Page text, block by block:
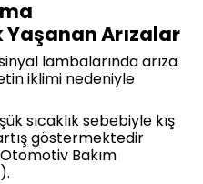
Yaşanan Arızalar
lambalarında arıza
iklimi nedeniyle
sıcaklık sebebiyle kış
göstermektedir
Bakım